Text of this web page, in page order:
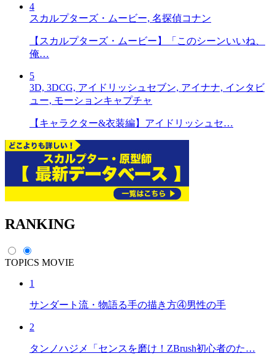
4
スカルプターズ・ムービー, 名探偵コナン
【スカルプターズ・ムービー】「このシーンいいね、
俺…
5
3D, 3DCG, アイドリッシュセブン, アイナナ, インタビ
ュー, モーションキャプチャ
【キャラクター&衣装編】アイドリッシュセ…
RANKING
TOPICS MOVIE
1
サンダート流・物語る手の描き方④男性の手
2
タンノハジメ「センスを磨け！ZBrush初心者のた…